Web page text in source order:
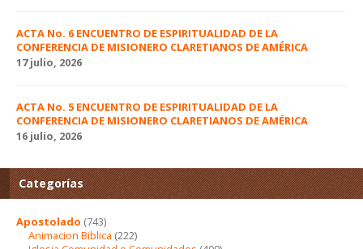
ACTA No. 6 ENCUENTRO DE ESPIRITUALIDAD DE LA
CONFERENCIA DE MISIONERO CLARETIANOS DE AMÉRICA
17 julio, 2026
ACTA No. 5 ENCUENTRO DE ESPIRITUALIDAD DE LA
CONFERENCIA DE MISIONERO CLARETIANOS DE AMÉRICA
16 julio, 2026
Categorías
Apostolado (743)
Animacion Biblica (222)